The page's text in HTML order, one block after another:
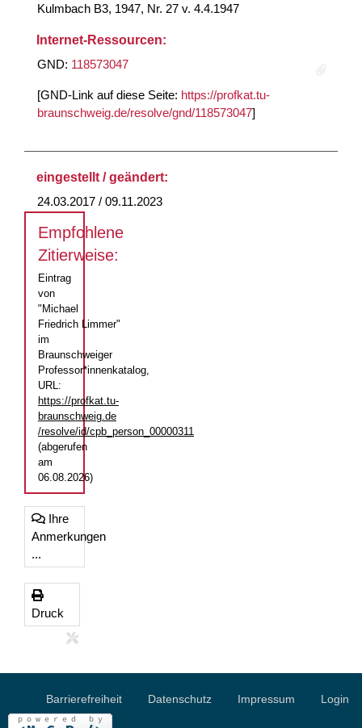
Kulmbach B3, 1947, Nr. 27 v. 4.4.1947
Internet-Ressourcen:
GND: 118573047
[GND-Link auf diese Seite: https://profkat.tu-
braunschweig.de/resolve/gnd/118573047]
eingestellt / geändert:
24.03.2017 / 09.11.2023
Empfohlene
Zitierweise:
Eintrag
von
"Michael
Friedrich Limmer"
im
Braunschweiger
Professor*innenkatalog,
URL:
https://profkat.tu-
braunschweig.de
/resolve/id/cpb_person_00000311
(abgerufen
am
06.08.2026)
Ihre
Anmerkungen
...
Druck
Barrierefreiheit Datenschutz Impressum Login